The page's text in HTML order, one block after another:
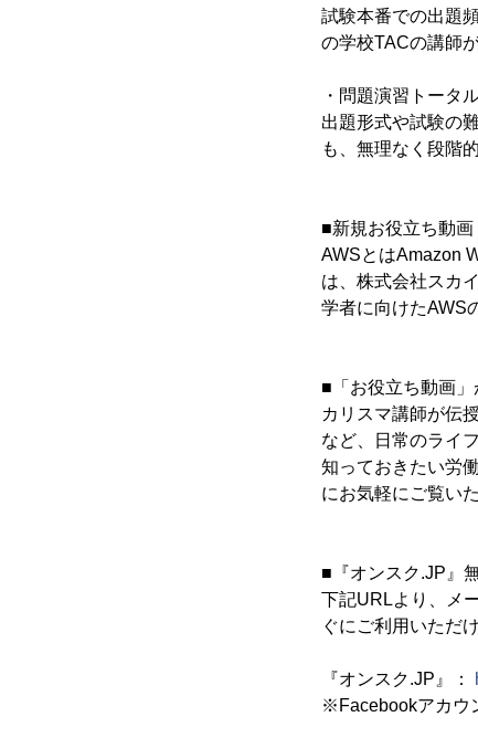
試験本番での出題
の学校TACの講師
・問題演習トータ
出題形式や試験の
も、無理なく段階
■新規お役立ち動
AWSとはAmazon
は、株式会社スカ
学者に向けたAWS
■「お役立ち動画
カリスマ講師が伝
など、日常のライ
知っておきたい労
にお気軽にご覧い
■『オンスク.JP』
下記URLより、メ
ぐにご利用いただけ
『オンスク.JP』：
※Facebookアカウ